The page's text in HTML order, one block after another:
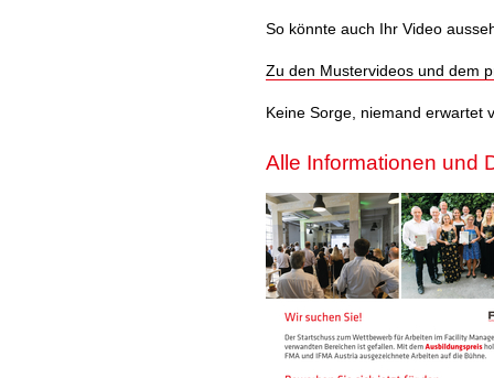
So könnte auch Ihr Video
Zu den Mustervideos und dem
Keine Sorge, niemand erwartet
Alle Informationen und